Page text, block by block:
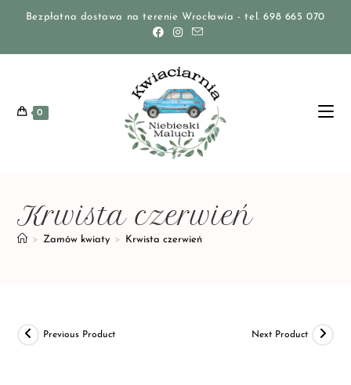
Bezpłatna dostawa na terenie Wrocławia - tel. 698 665 070
0
Krwista czerwień
> Zamów kwiaty > Krwista czerwień
Previous Product Next Product